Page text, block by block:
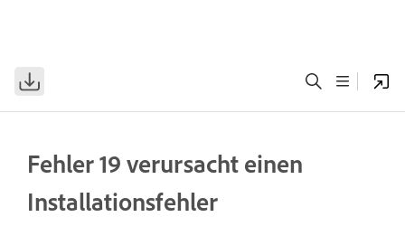
Fehler 19 verursacht einen
Installationsfehler